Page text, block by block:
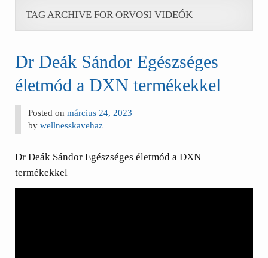
TAG ARCHIVE FOR ORVOSI VIDEÓK
Dr Deák Sándor Egészséges
életmód a DXN termékekkel
Posted onmárcius 24, 2023
bywellnesskavehaz
Dr Deák Sándor Egészséges életmód a DXN
termékekkel